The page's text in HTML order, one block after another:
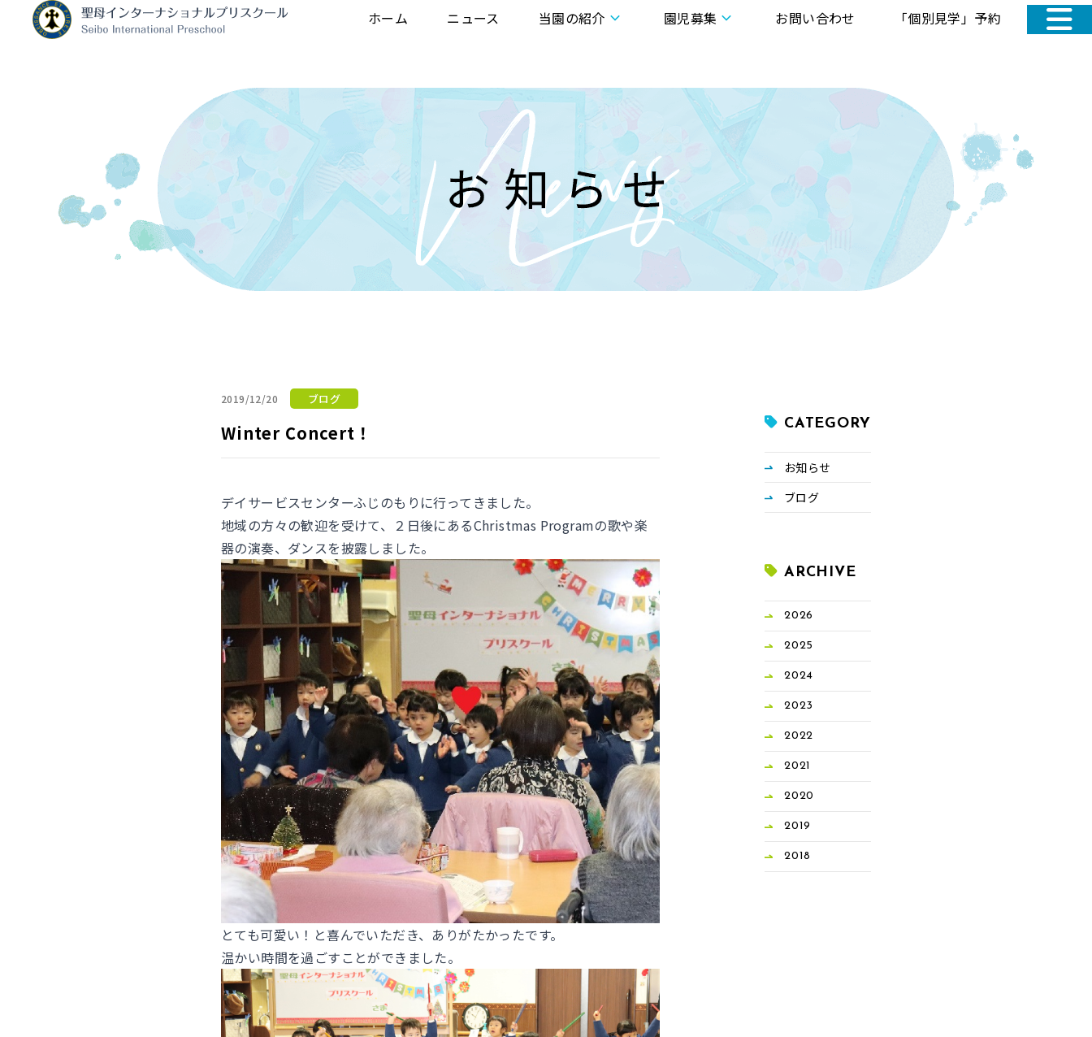
ホーム ニュース 当園の紹介 園児募集 お問い合わせ 「個別見学」予約
2019/12/20 ブログ
Winter Concert！
デイサービスセンターふじのもりに行ってきました。
地域の方々の歓迎を受けて、２日後にあるChristmas Programの歌や楽
器の演奏、ダンスを披露しました。
とても可愛い！と喜んでいただき、ありがたかったです。
温かい時間を過ごすことができました。
CATEGORY
お知らせ
ブログ
ARCHIVE
2026
2025
2024
2023
2022
2021
2020
2019
2018